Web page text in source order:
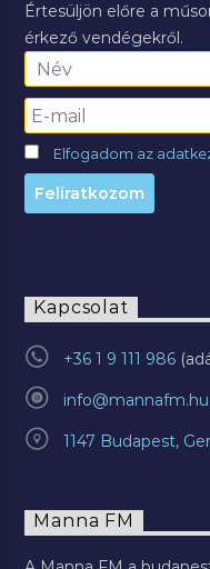
Értesüljön előre a
érkező vendégekről.
Elfogadom az
Kapcsolat
+36 1 9 111 986
info@mannafm.hu
1147 Budapest,
Manna FM